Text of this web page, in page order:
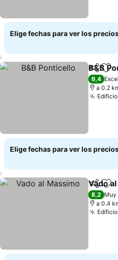
Elige fechas para ver los
B&B
9,4
a 0.2
Elige fechas para ver los
Vado
8,2 Muy
a 0.4